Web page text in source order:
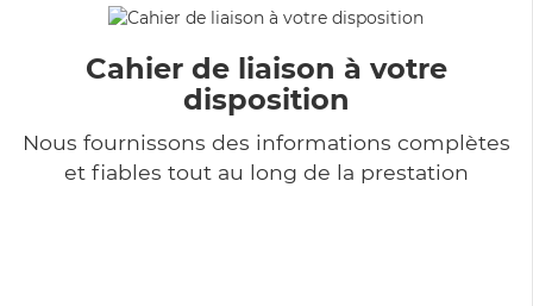
Cahier de liaison à votre
disposition
Nous fournissons des informations complètes
et fiables tout au long de la prestation